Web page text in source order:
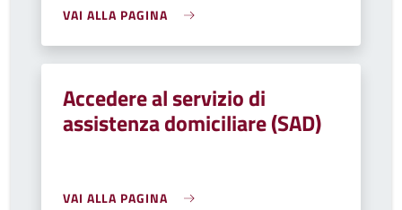
VAI ALLA PAGINA
Accedere al servizio di
assistenza domiciliare (SAD)
VAI ALLA PAGINA